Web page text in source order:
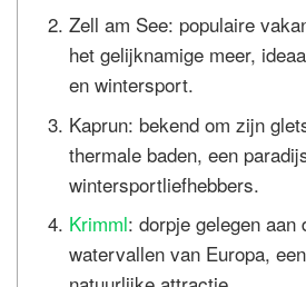
Zell am See: populaire
het gelijknamige meer,
en wintersport.
Kaprun: bekend om zijn
thermale baden, een
wintersportliefhebbers.
Krimml: dorpje gelegen aan
watervallen van Europa,